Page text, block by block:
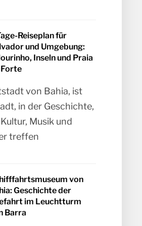
Reiseplan für
und Umgebung:
Inseln und Praia
von Bahia, ist
in der Geschichte,
Musik und
treffen
von
Geschichte der
im Leuchtturm
Barra